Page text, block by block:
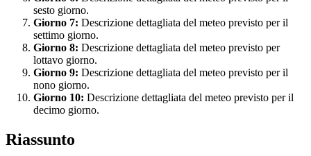
sesto giorno.
Giorno 7: Descrizione dettagliata del meteo previsto per il
settimo giorno.
Giorno 8: Descrizione dettagliata del meteo previsto per
lottavo giorno.
Giorno 9: Descrizione dettagliata del meteo previsto per il
nono giorno.
Giorno 10: Descrizione dettagliata del meteo previsto per il
decimo giorno.
Riassunto